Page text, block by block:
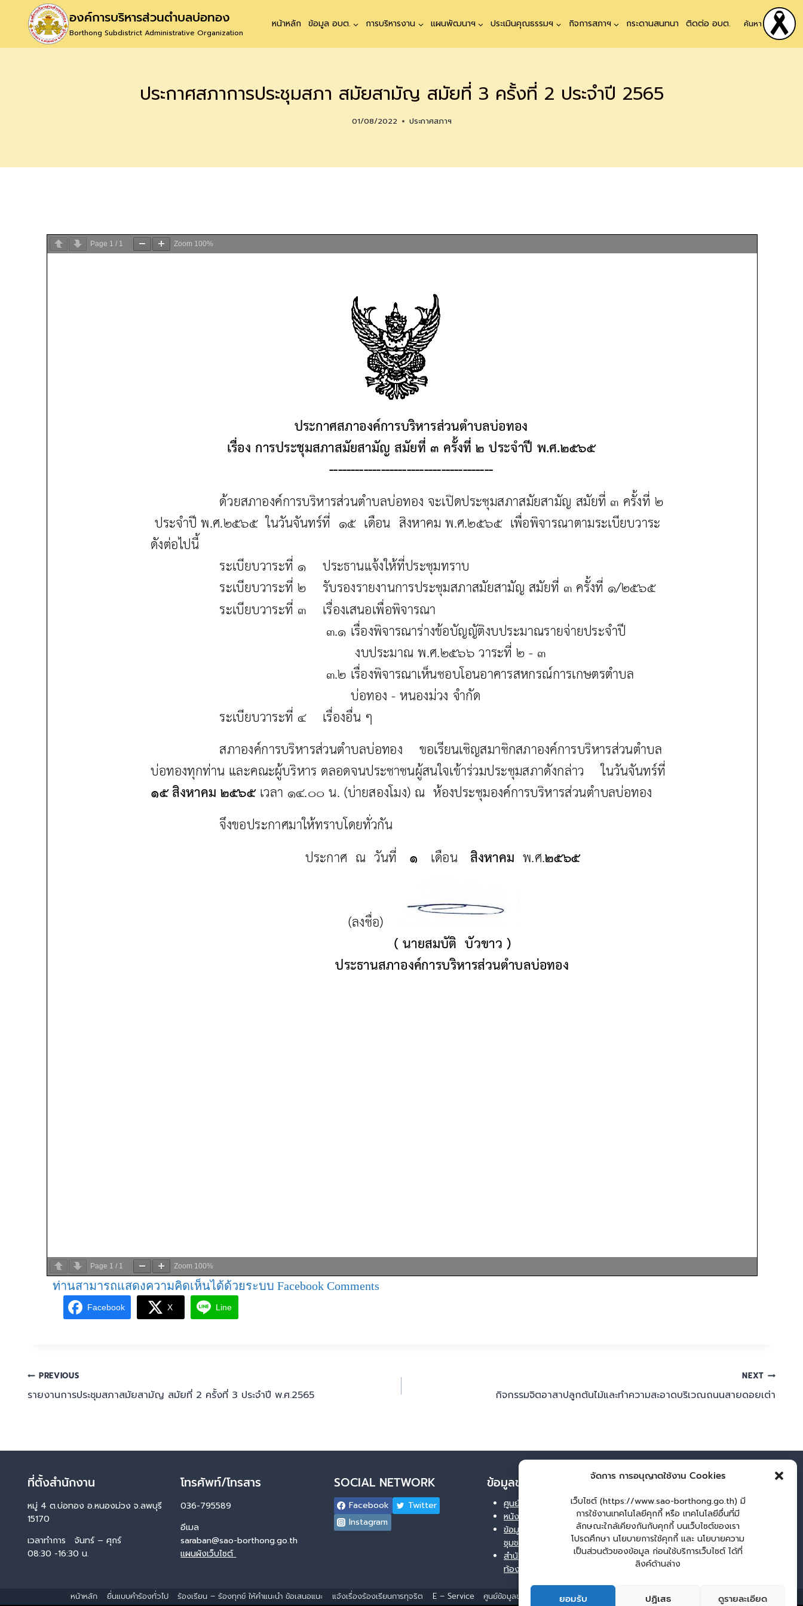
จัดการ การอนุญาตใช้งาน Cookies
เว็บไซต์ (https://www.sao-borthong.go.th) มี
การใช้งานเทคโนโลยีคุกกี้ หรือ เทคโนโลยีอื่นที่มี
ลักษณะใกล้เคียงกันกับคุกกี้ บนเว็บไซต์ของเรา
โปรดศึกษา นโยบายการใช้คุกกี้ และ นโยบายความ
เป็นส่วนตัวของข้อมูล ก่อนใช้บริการเว็บไซต์ ได้ที่
ลิงค์ด้านล่าง
ยอมรับ ปฏิเสธ ดูรายละเอียด
องค์การบริหารส่วนตำบลบ่อทอง
Borthong Subdistrict Administrative Organization
หน้าหลัก ข้อมูล อบต. การบริหารงาน แผนพัฒนาฯ ประเมินคุณธรรมฯ กิจการสภาฯ กระดานสนทนา ติดต่อ อบต. ค้นหา
ประกาศสภาการประชุมสภา สมัยสามัญ สมัยที่ 3 ครั้งที่ 2 ประจำปี 2565
01/08/2022 ประกาศสภาฯ
Page 1 / 1 Zoom 100%
Page 1 / 1 Zoom 100%
ท่านสามารถแสดงความคิดเห็นได้ด้วยระบบ Facebook Comments
Facebook X Line
PREVIOUS
รายงานการประชุมสภาสมัยสามัญ สมัยที่ 2 ครั้งที่ 3 ประจำปี พ.ศ.2565
NEXT
กิจกรรมจิตอาสาปลูกต้นไม้และทำความสะอาดบริเวณถนนสายดอยเต่า
ที่ตั้งสำนักงาน
หมู่ 4 ต.บ่อทอง อ.หนองม่วง จ.ลพบุรี
15170
เวลาทำการ จันทร์ – ศุกร์
08:30 -16:30 น.
โทรศัพท์/โทรสาร
036-795589
อีเมล
saraban@sao-borthong.go.th
แผนผังเว็บไซต์
SOCIAL NETWORK
Facebook
Twitter
Instagram
ข้อมูลข่าวสารภายนอก
ศูนย์ข้อมูลข่าวสารหน่วยงาน
หนังสือราชการกรมส่งเสริมฯ
ข้อมูลข่าวสารเพื่อสร้างการรับรู้สู่
ชุมชน
สำนักงานส่งเสริมการปกครอง
ท้องถิ่นจังหวัดลพบุรี
ผู้เยี่่ยมชมเว็บไซต์
ผู้เยี่ยมชม : 18
Login
เข้าสู่ระบบ
จัดทำเว็บไซต์
หน้าหลัก ยื่นแบบคำร้องทั่วไป ร้องเรียน – ร้องทุกข์ ให้คำแนะนำ ข้อเสนอแนะ แจ้งเรื่องร้องเรียนการทุจริต E – Service ศูนย์ข้อมูลข่าวสาร หน่วยงาน คู่มือประชาชน กระดานสนทนา ติดต่อ อบต.